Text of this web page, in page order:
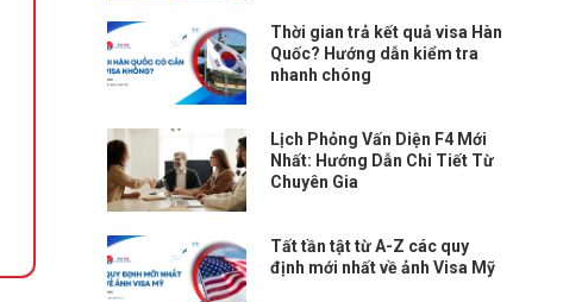
Thời gian trả kết quả visa Hàn
Quốc? Hướng dẫn kiểm tra
nhanh chóng
Lịch Phỏng Vấn Diện F4 Mới
Nhất: Hướng Dẫn Chi Tiết Từ
Chuyên Gia
Tất tần tật từ A-Z các quy
định mới nhất về ảnh Visa Mỹ